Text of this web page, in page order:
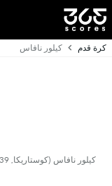
كرة قدم كيلور نافاس